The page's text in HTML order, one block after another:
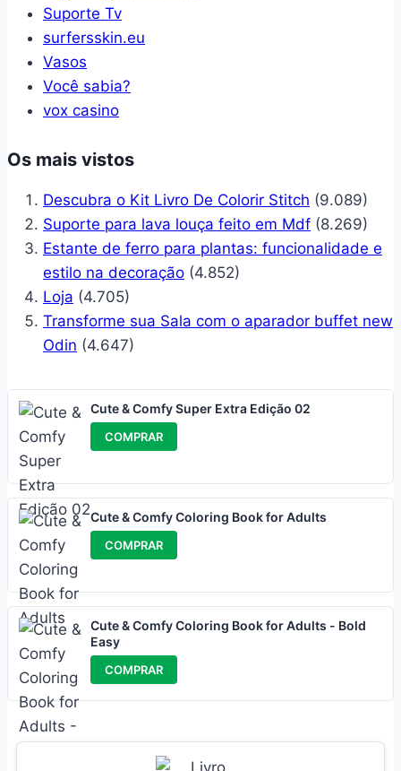
Suporte Tv
surfersskin.eu
Vasos
Você sabia?
vox casino
Os mais vistos
Descubra o Kit Livro De Colorir Stitch (9.089)
Suporte para lava louça feito em Mdf (8.269)
Estante de ferro para plantas: funcionalidade e
estilo na decoração (4.852)
Loja (4.705)
Transforme sua Sala com o aparador buffet new
Odin (4.647)
Cute & Comfy Super Extra Edição 02
COMPRAR
Cute & Comfy Coloring Book for Adults
COMPRAR
Cute & Comfy Coloring Book for Adults - Bold
Easy
COMPRAR